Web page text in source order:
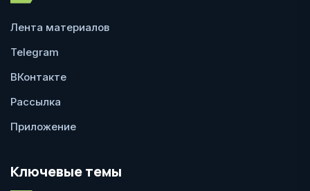
Лента материалов
Telegram
ВКонтакте
Рассылка
Приложение
Ключевые темы